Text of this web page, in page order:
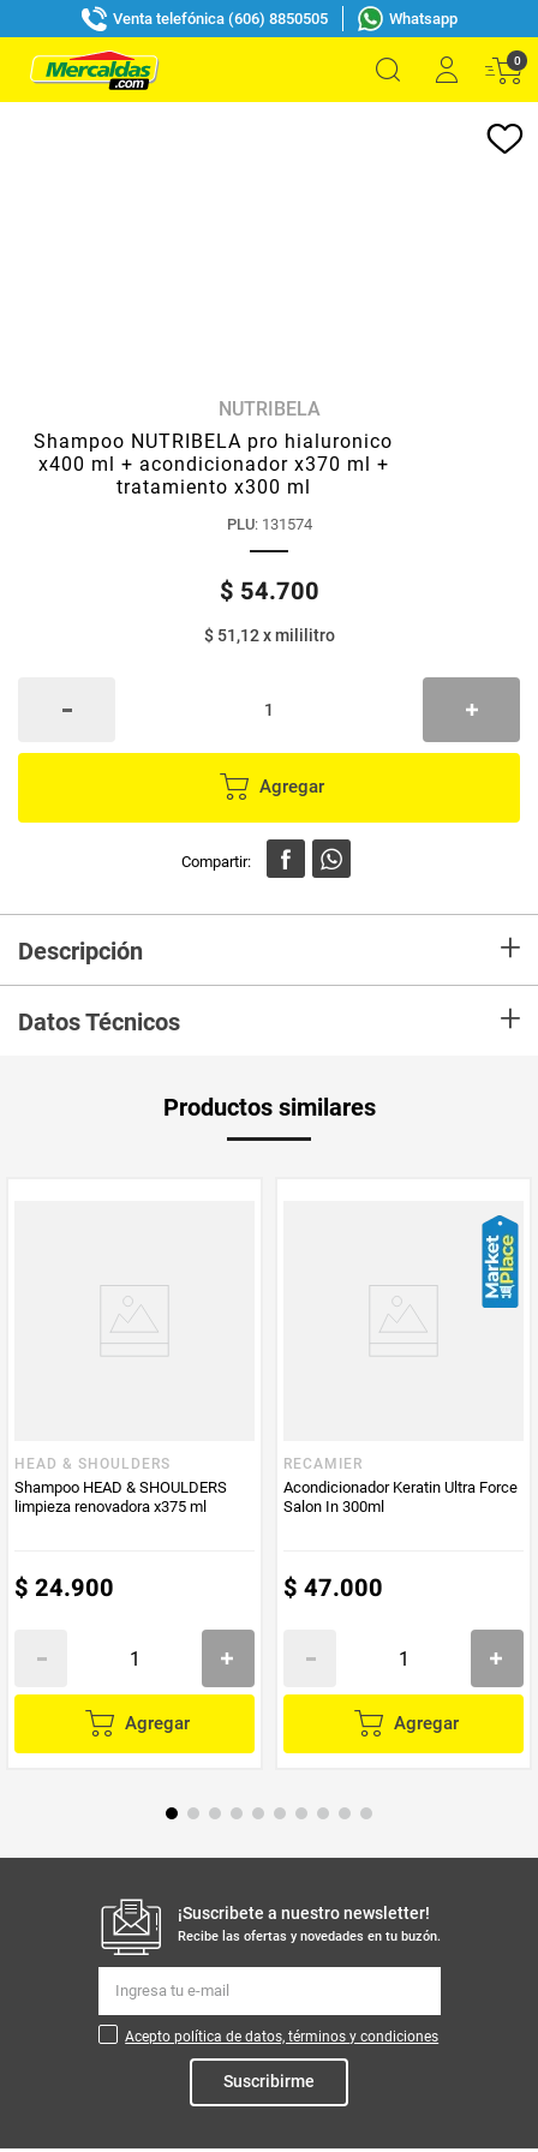
Venta telefónica (606) 8850505 Whatsapp
0
NUTRIBELA
Shampoo NUTRIBELA pro hialuronico
x400 ml + acondicionador x370 ml +
tratamiento x300 ml
PLU: 131574
$ 54.700
$ 51,12xmililitro
Agregar
Descripción +
Datos Técnicos +
Productos similares
HEAD & SHOULDERS
Shampoo HEAD & SHOULDERS
limpieza renovadora x375 ml
$ 24.900
Agregar
RECAMIER
Acondicionador Keratin Ultra Force
Salon In 300ml
$ 47.000
Agregar
¡Suscribete a nuestro newsletter!
Recibe las ofertas y novedades en tu buzón.
Acepto política de datos, términos y condiciones
Suscribirme